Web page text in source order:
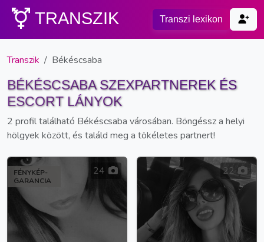
TRANSZIK Transzi lexikon
Transzik Békéscsaba
BÉKÉSCSABA SZEXPARTNEREK ÉS
ESCORT LÁNYOK
2 profil található Békéscsaba városában. Böngéssz a helyi
hölgyek között, és találd meg a tökéletes partnert!
FÉNYKÉP-
GARANCIA
24 22